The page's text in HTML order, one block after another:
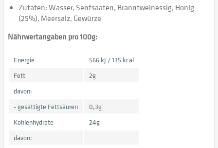
Zutaten: Wasser, Senfsaaten, Branntweinessig, Honig
(25%), Meersalz, Gewürze
Nährwertangaben pro 100g:
Energie
566 kJ / 135 kcal
Fett
2g
davon:
- gesättigte Fettsäuren
0,3g
Kohlenhydrate
24g
davon: